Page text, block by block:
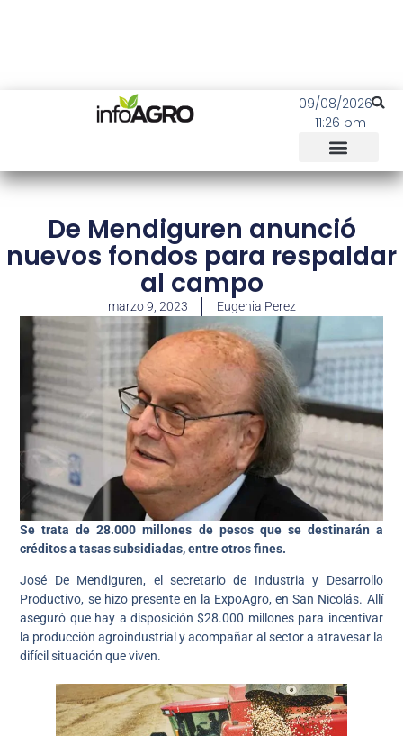
09/08/2026
11:26 pm
De Mendiguren anunció
nuevos fondos para respaldar
al campo
marzo 9, 2023 Eugenia Perez
Se trata de 28.000 millones de pesos que se destinarán a
créditos a tasas subsidiadas, entre otros fines.
José De Mendiguren, el secretario de Industria y Desarrollo
Productivo, se hizo presente en la ExpoAgro, en San Nicolás. Allí
aseguró que hay a disposición $28.000 millones para incentivar
la producción agroindustrial y acompañar al sector a atravesar la
difícil situación que viven.